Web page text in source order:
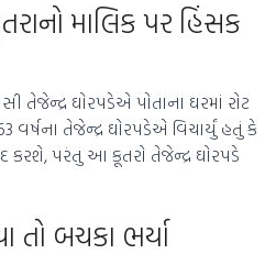
માલિક પર હિંસક
તેજેન્દ્ર ઘોરપડેએ પોતાના ઘરમાં રોટ
વર્ષના તેજેન્દ્ર ઘોરપડેએ વિચાર્યું હતું કે
કરશે, પરંતુ આ કૂતરો તેજેન્દ્ર ઘોરપડે
તો બચકા ભર્યા